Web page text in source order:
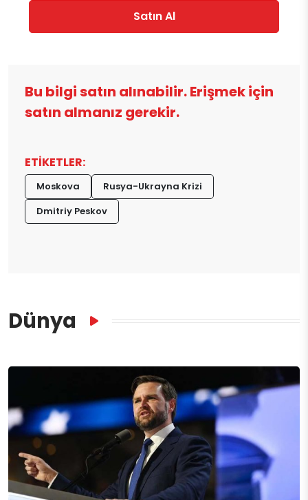
Satın Al
Bu bilgi satın alınabilir. Erişmek için
satın almanız gerekir.
ETİKETLER:
Moskova
Rusya-Ukrayna Krizi
Dmitriy Peskov
Dünya